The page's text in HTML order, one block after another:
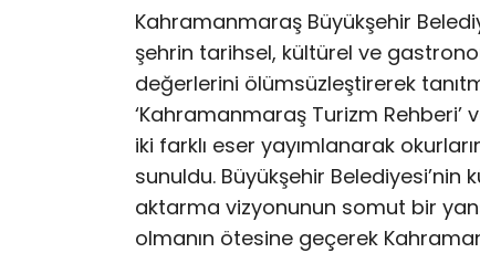
Kahramanmaraş Büyükşehir
şehrin tarihsel, kültürel ve
değerlerini ölümsüzleştirerek
‘Kahramanmaraş Turizm Rehberi’
iki farklı eser yayımlanarak
sunuldu. Büyükşehir
aktarma vizyonunun somut bir
olmanın ötesine geçerek